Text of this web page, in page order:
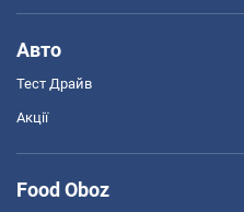
Авто
Тест Драйв
Акції
Food Oboz